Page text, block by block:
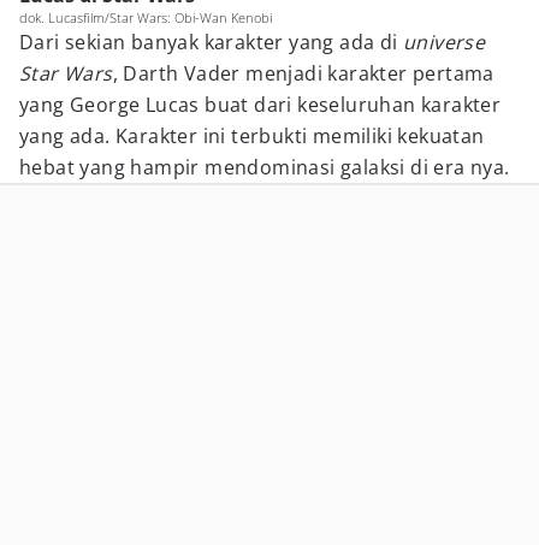
dok. Lucasfilm/Star Wars: Obi-Wan Kenobi
Dari sekian banyak karakter yang ada di universe
Star Wars, Darth Vader menjadi karakter pertama
yang George Lucas buat dari keseluruhan karakter
yang ada. Karakter ini terbukti memiliki kekuatan
hebat yang hampir mendominasi galaksi di era nya.